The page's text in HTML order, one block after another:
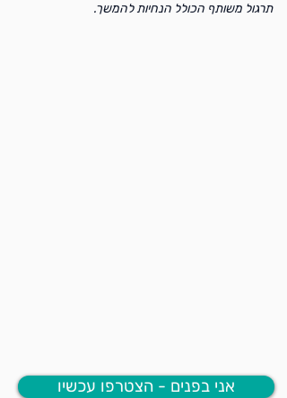
תרגול משותף הכולל הנחיות להמשך.
אני בפנים - הצטרפו עכשיו